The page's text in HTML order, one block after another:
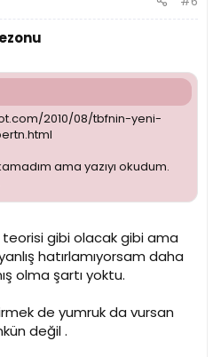
2010/08/tbfnin-yeni-
ama yazıyı okudum.
gibi olacak gibi ama
hatırlamıyorsam daha
olma şartı yoktu.
de yumruk da vursan
değil .